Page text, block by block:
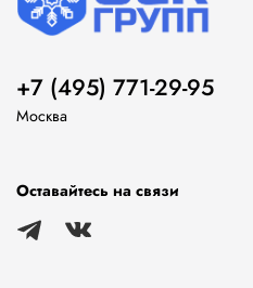
+7 (495) 771-29-95
Москва
Оставайтесь на связи